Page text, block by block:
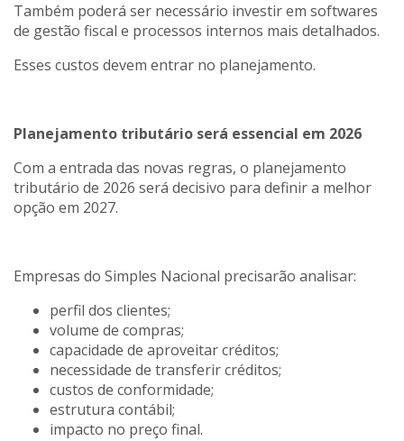
Também poderá ser necessário investir em softwares
de gestão fiscal e processos internos mais detalhados.
Esses custos devem entrar no planejamento.
Planejamento tributário será essencial em 2026
Com a entrada das novas regras, o planejamento
tributário de 2026 será decisivo para definir a melhor
opção em 2027.
Empresas do Simples Nacional precisarão analisar:
perfil dos clientes;
volume de compras;
capacidade de aproveitar créditos;
necessidade de transferir créditos;
custos de conformidade;
estrutura contábil;
impacto no preço final.